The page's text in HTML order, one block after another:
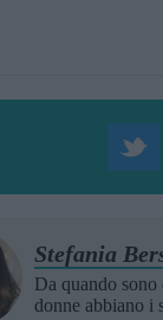
Stefania
Da quando
donne abbiano i